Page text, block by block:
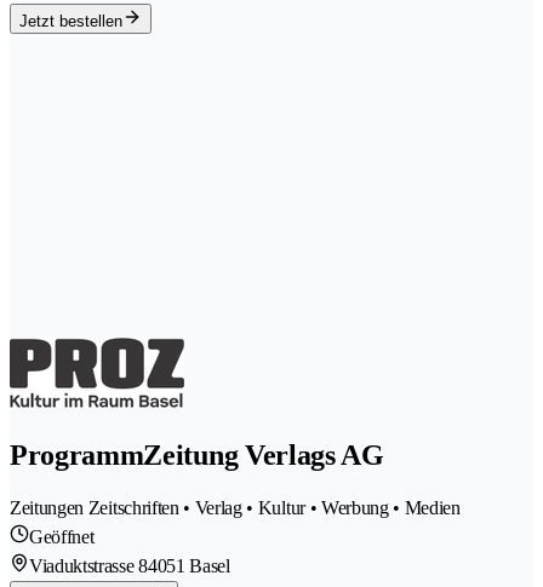
Jetzt bestellen
ProgrammZeitung Verlags AG
Zeitungen Zeitschriften • Verlag • Kultur • Werbung • Medien
Geöffnet
Viaduktstrasse 84051 Basel